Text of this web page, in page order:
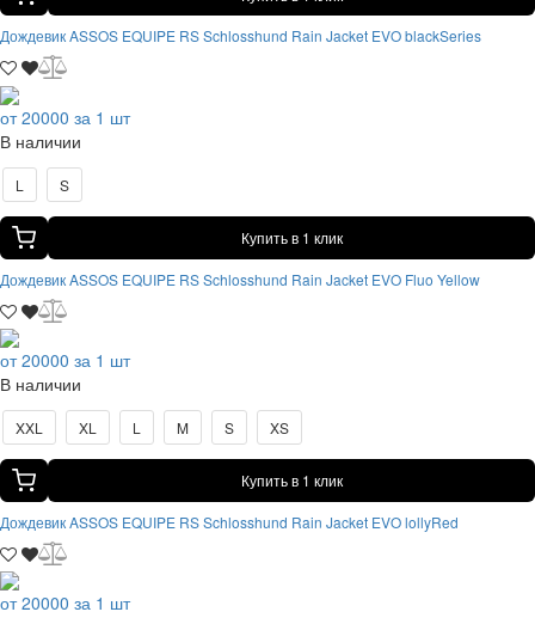
Дождевик ASSOS EQUIPE RS Schlosshund Rain Jacket EVO blackSeries
от 20000 за 1 шт
В наличии
L S
Купить в 1 клик
Дождевик ASSOS EQUIPE RS Schlosshund Rain Jacket EVO Fluo Yellow
от 20000 за 1 шт
В наличии
XXL XL L M S XS
Купить в 1 клик
Дождевик ASSOS EQUIPE RS Schlosshund Rain Jacket EVO lollyRed
от 20000 за 1 шт